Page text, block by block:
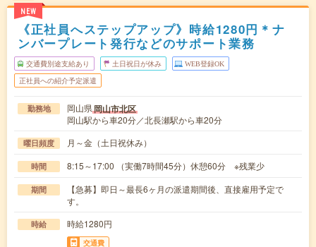
NEW
《正社員へステップアップ》時給1280円＊ナ
ンバープレート発行などのサポート業務
交通費別途支給あり 土日祝日が休み WEB登録OK
正社員への紹介予定派遣
勤務地 岡山県岡山市北区
岡山駅から車20分／北長瀬駅から車20分
曜日頻度 月～金（土日祝休み）
時間 8:15～17:00 （実働7時間45分）休憩60分 ※残業少
期間
【急募】即日～最長6ヶ月の派遣期間後、直接雇用予定で
す。
時給 時給1280円
交通費